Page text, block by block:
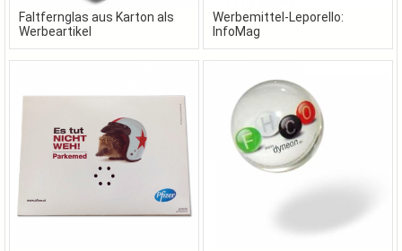
Faltfernglas aus Karton als
Werbeartikel
Werbemittel-Leporello:
InfoMag